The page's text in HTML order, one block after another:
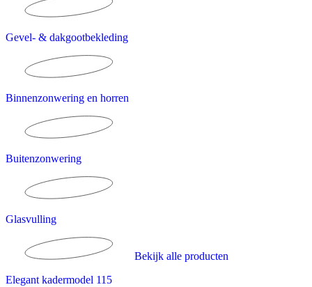
Gevel- & dakgootbekleding
Binnenzonwering en horren
Buitenzonwering
Glasvulling
Bekijk alle producten
Elegant kadermodel 115